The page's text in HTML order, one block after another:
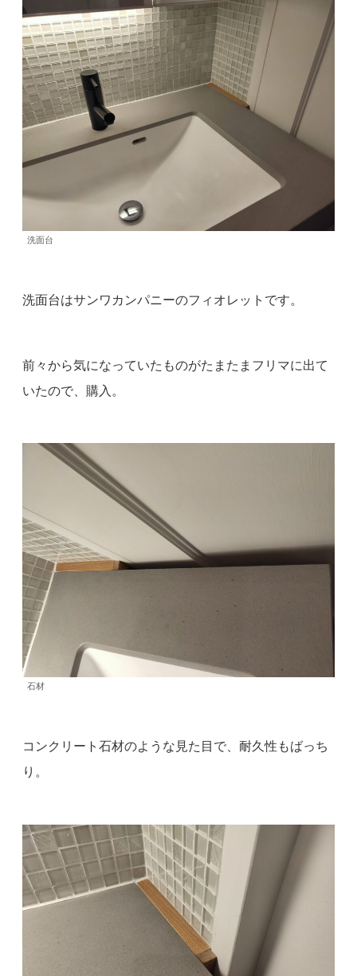
洗面台
洗面台はサンワカンパニーのフィオレットです。
前々から気になっていたものがたまたまフリマに出て
いたので、購入。
石材
コンクリート石材のような見た目で、耐久性もばっち
り。